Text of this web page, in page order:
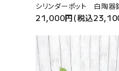
シリンダーポット 白陶器
21,000円(税込